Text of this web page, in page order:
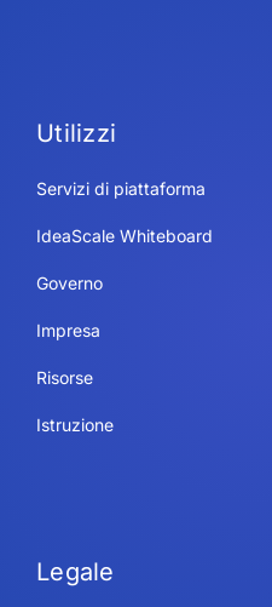
Utilizzi
Servizi di piattaforma
IdeaScale Whiteboard
Governo
Impresa
Risorse
Istruzione
Legale